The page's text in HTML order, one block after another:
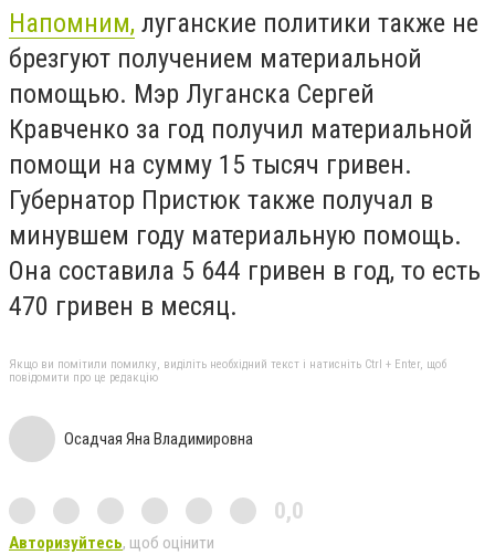
Напомним, луганские политики также не
брезгуют получением материальной
помощью. Мэр Луганска Сергей
Кравченко за год получил материальной
помощи на сумму 15 тысяч гривен.
Губернатор Пристюк также получал в
минувшем году материальную помощь.
Она составила 5 644 гривен в год, то есть
470 гривен в месяц.
Якщо ви помітили помилку, виділіть необхідний текст і натисніть Ctrl + Enter, щоб
повідомити про це редакцію
Осадчая Яна Владимировна
0,0
Авторизуйтесь, щоб оцінити